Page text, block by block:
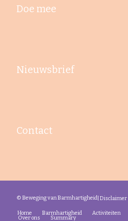
Doe mee
Nieuwsbrief
Contact
© Beweging van Barmhartigheid| Disclaimer|
Home Barmhartigheid Activiteiten
Over ons Summary